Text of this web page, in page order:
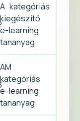
A kategóriás
kiegészítő
e-learning
tananyag
AM
kategóriás
e-learning
tananyag